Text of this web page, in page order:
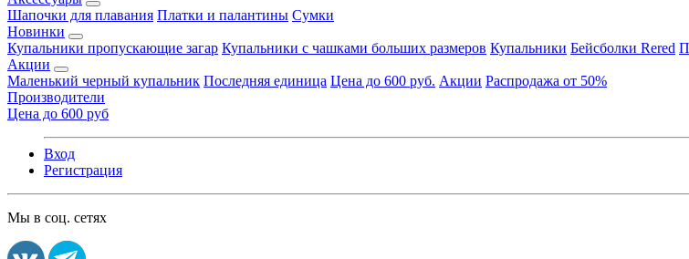
Шапочки для плавания Платки и палантины Сумки
Новинки
Купальники пропускающие загар Купальники с чашками больших размеров Купальники Бейсболки Rered
Акции
Маленький черный купальник Последняя единица Цена до 600 руб. Акции Распродажа от 50%
Производители
Цена до 600 руб
Вход
Регистрация
Мы в соц. сетях